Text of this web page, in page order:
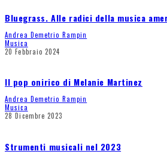
Bluegrass. Alle radici della musica
Andrea Demetrio Rampin
Musica
20 Febbraio 2024
Il pop onirico di Melanie Martinez
Andrea Demetrio Rampin
Musica
28 Dicembre 2023
Strumenti musicali nel 2023